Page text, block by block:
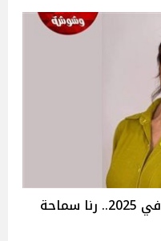
أول قضية خلع بالوسط الفني في 2025.. رنا سماحة